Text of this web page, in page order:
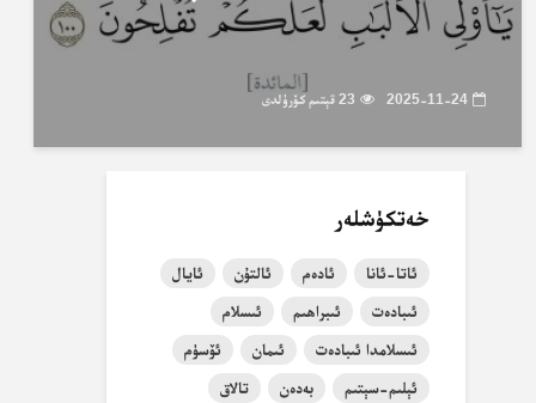
2025-11-24 23 قېتىم كۆرۈلدى
خەتكۈشلەر
ئاتا-ئانا ئادەم ئالتۇن
ئايال
ئىبادەت
ئىبراھىم
ئىسلام
ئىسلامدا ئىبادەت
ئىمان
ئۆسۈم
ئېلىم-سېتىم
بەدەن تالاق